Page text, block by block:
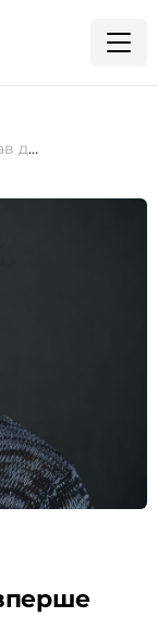
Сідд Зетепаллі: «Коли я вперше отримав доступ до GPT-3, я сказав: «О Боже, ви це бачите? Це змінить світ!»